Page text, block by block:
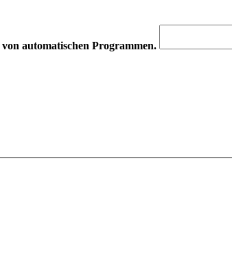
automatischen Programmen.